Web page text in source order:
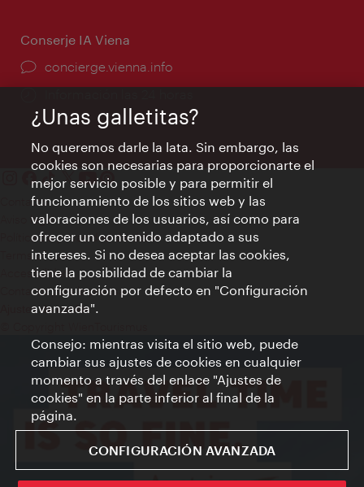
Conserje IA Viena
concierge.vienna.info
Contacto
Aviso legal
Política de privacidad de datos
Terms of Use
Accesibilidad
Contacto para la prensa
Ajustes de cookie
¿Unas galletitas?
No queremos darle la lata. Sin embargo, las
cookies son necesarias para proporcionarte el
mejor servicio posible y para permitir el
funcionamiento de los sitios web y las
valoraciones de los usuarios, así como para
ofrecer un contenido adaptado a sus
intereses. Si no desea aceptar las cookies,
tiene la posibilidad de cambiar la
configuración por defecto en "Configuración
avanzada".
Consejo: mientras visita el sitio web, puede
cambiar sus ajustes de cookies en cualquier
momento a través del enlace "Ajustes de
cookies" en la parte inferior al final de la
página.
CONFIGURACIÓN AVANZADA